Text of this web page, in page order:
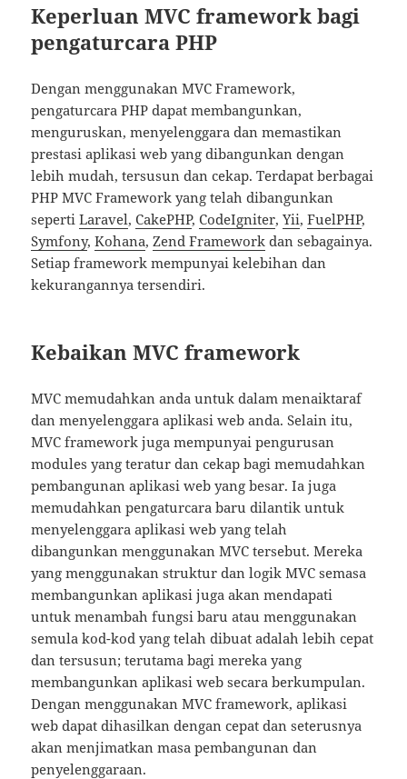
Keperluan MVC framework bagi
pengaturcara PHP
Dengan menggunakan MVC Framework,
pengaturcara PHP dapat membangunkan,
menguruskan, menyelenggara dan memastikan
prestasi aplikasi web yang dibangunkan dengan
lebih mudah, tersusun dan cekap. Terdapat berbagai
PHP MVC Framework yang telah dibangunkan
sepertiLaravel,CakePHP,CodeIgniter,Yii,FuelPHP,
Symfony,Kohana,Zend Framework dan sebagainya.
Setiap framework mempunyai kelebihan dan
kekurangannya tersendiri.
Kebaikan MVC framework
MVC memudahkan anda untuk dalam menaiktaraf
dan menyelenggara aplikasi web anda. Selain itu,
MVC framework juga mempunyai pengurusan
modules yang teratur dan cekap bagi memudahkan
pembangunan aplikasi web yang besar. Ia juga
memudahkan pengaturcara baru dilantik untuk
menyelenggara aplikasi web yang telah
dibangunkan menggunakan MVC tersebut. Mereka
yang menggunakan struktur dan logik MVC semasa
membangunkan aplikasi juga akan mendapati
untuk menambah fungsi baru atau menggunakan
semula kod-kod yang telah dibuat adalah lebih cepat
dan tersusun; terutama bagi mereka yang
membangunkan aplikasi web secara berkumpulan.
Dengan menggunakan MVC framework, aplikasi
web dapat dihasilkan dengan cepat dan seterusnya
akan menjimatkan masa pembangunan dan
penyelenggaraan.